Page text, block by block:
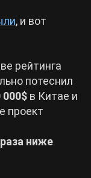
, и вот
рейтинга
потеснил
000$ в Китае и
проект
ниже